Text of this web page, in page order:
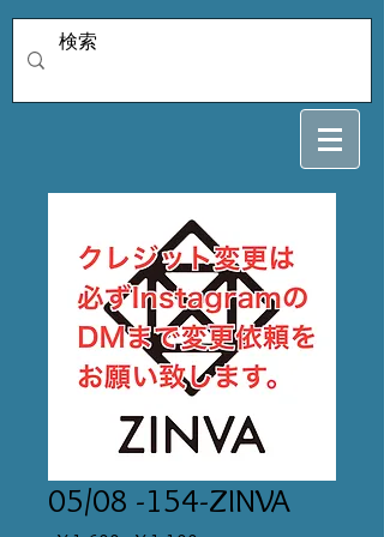
05/08 -154-ZINVA